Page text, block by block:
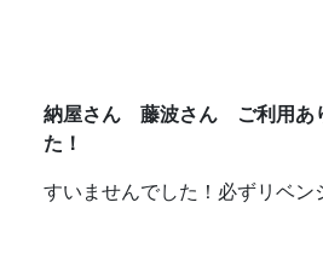
納屋さん 藤波さん ご利用あ
た！
すいませんでした！必ずリベン